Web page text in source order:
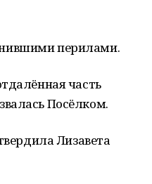
перилами.
часть
Посёлком.
Лизавета